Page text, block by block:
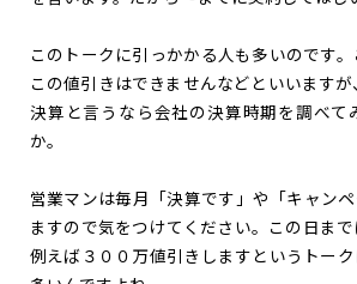
このトークに引っかかる人も多いのです
この値引きはできませんなどといいますが
決算と言うなら会社の決算時期を調べて
か。
営業マンは毎月「決算です」や「キャン
ますので気をつけてください。この日ま
例えば３００万値引きしますというトー